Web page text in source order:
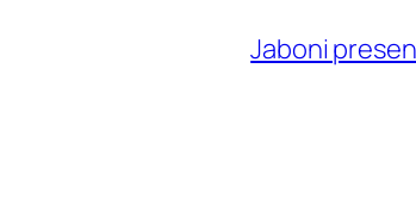
Jaboni